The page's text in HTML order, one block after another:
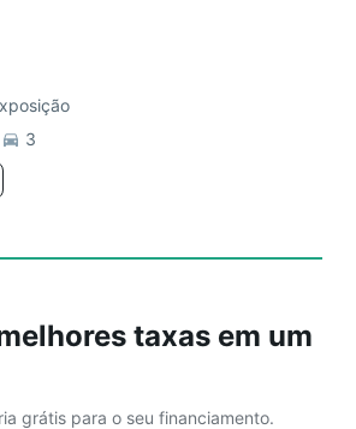
taxas em um
grátis para o seu financiamento.
3